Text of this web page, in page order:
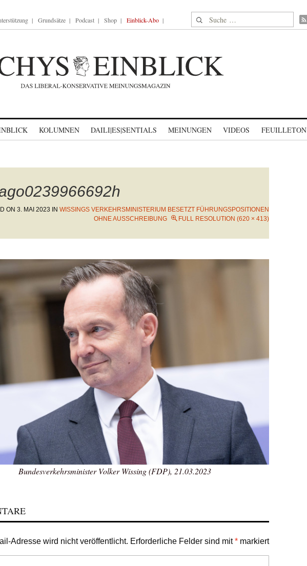
Grundsätze Podcast Shop Einblick-Abo Suche nach:
KOLUMNEN DAILI|ES|SENTIALS MEINUNGEN VIDEOS FEUILLETON
ON 3. MAI 2023 IN WISSINGS VERKEHRSMINISTERIUM BESETZT FÜHRUNGSPOSITIONEN
OHNE AUSSCHREIBUNG
FULL RESOLUTION (620 × 413)
Bundesverkehrsminister Volker Wissing (FDP), 21.03.2023
Adresse wird nicht veröffentlicht. Erforderliche Felder sind mit* markiert